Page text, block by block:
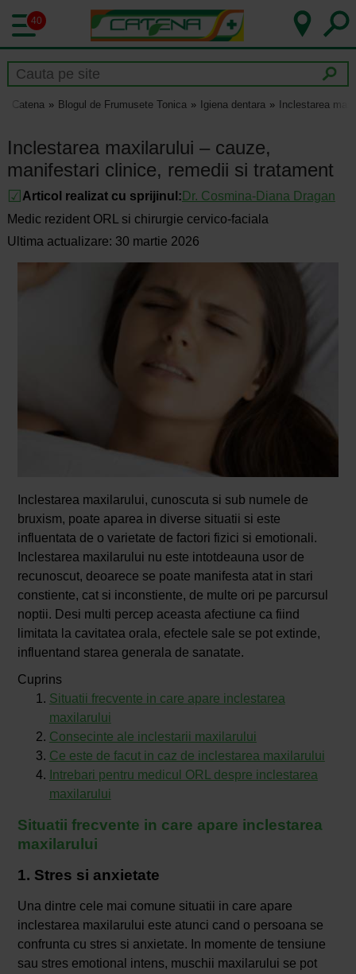
40
Catena Blogul de Frumusete Tonica Igiena dentara Inclestarea
Inclestarea maxilarului – cauze,
manifestari clinice, remedii si tratament
Articol realizat cu sprijinul: Dr. Cosmina-Diana Dragan
Medic rezident ORL si chirurgie cervico-faciala
Ultima actualizare: 30 martie 2026
Inclestarea maxilarului, cunoscuta si sub numele de
bruxism, poate aparea in diverse situatii si este
influentata de o varietate de factori fizici si emotionali.
Inclestarea maxilarului nu este intotdeauna usor de
recunoscut, deoarece se poate manifesta atat in stari
constiente, cat si inconstiente, de multe ori pe parcursul
noptii. Desi multi percep aceasta afectiune ca fiind
limitata la cavitatea orala, efectele sale se pot extinde,
influentand starea generala de sanatate.
Cuprins
Situatii frecvente in care apare inclestarea
maxilarului
Consecinte ale inclestarii maxilarului
Ce este de facut in caz de inclestarea maxilarului
Intrebari pentru medicul ORL despre inclestarea
maxilarului
Situatii frecvente in care apare inclestarea
maxilarului
1. Stres si anxietate
Una dintre cele mai comune situatii in care apare
inclestarea maxilarului este atunci cand o persoana se
confrunta cu stres si anxietate. In momente de tensiune
sau stres emotional intens, muschii maxilarului se pot